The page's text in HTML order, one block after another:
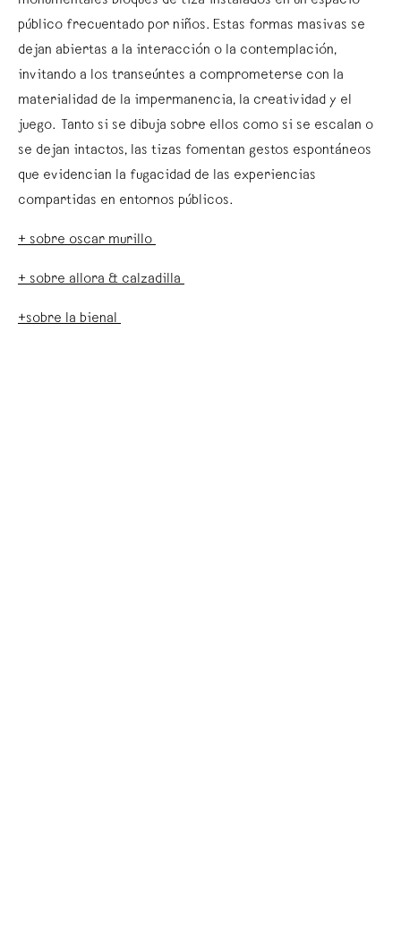
público frecuentado por niños. Estas formas masivas se
dejan abiertas a la interacción o la contemplación,
invitando a los transeúntes a comprometerse con la
materialidad de la impermanencia, la creatividad y el
juego. Tanto si se dibuja sobre ellos como si se escalan o
se dejan intactos, las tizas fomentan gestos espontáneos
que evidencian la fugacidad de las experiencias
compartidas en entornos públicos.
+ sobre oscar murillo
+ sobre allora & calzadilla
+sobre la bienal